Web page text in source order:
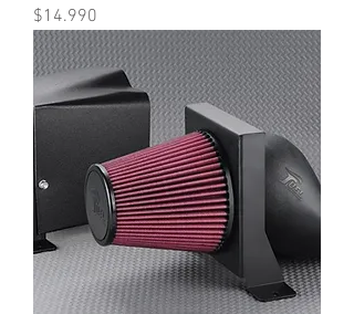
Precio
$14.990